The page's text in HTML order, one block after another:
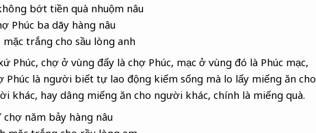
bớt tiền quà nhuộm nâu
Phúc ba dãy hàng nâu
mặc trắng cho sầu lòng anh
Phúc, chợ ở vùng đấy là chợ Phúc, mạc ở vùng đó là Phúc mạc,
Phúc là người biết tự lao động kiếm sống mà lo lấy miếng ăn cho
khác, hay dâng miếng ăn cho người khác, chính là miếng quà.
chợ năm bảy hàng nâu